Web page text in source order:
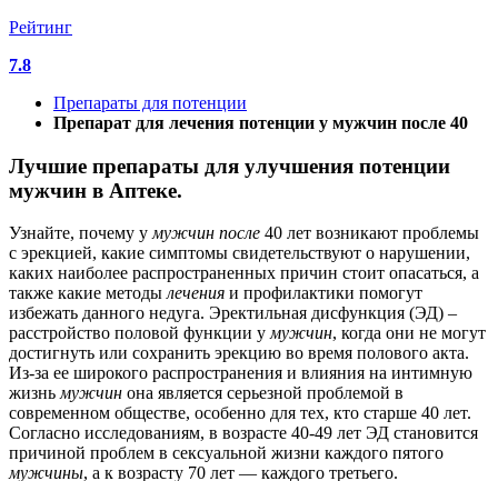
Рейтинг
7.8
Препараты для потенции
Препарат для лечения потенции у мужчин после 40
Лучшие препараты для улучшения потенции
мужчин в Аптеке.
Узнайте, почему умужчин после 40 лет возникают проблемы
с эрекцией, какие симптомы свидетельствуют о нарушении,
каких наиболее распространенных причин стоит опасаться, а
также какие методылечения и профилактики помогут
избежать данного недуга. Эректильная дисфункция (ЭД) –
расстройство половой функции умужчин, когда они не могут
достигнуть или сохранить эрекцию во время полового акта.
Из-за ее широкого распространения и влияния на интимную
жизньмужчин она является серьезной проблемой в
современном обществе, особенно для тех, кто старше 40 лет.
Согласно исследованиям, в возрасте 40-49 лет ЭД становится
причиной проблем в сексуальной жизни каждого пятого
мужчины, а к возрасту 70 лет — каждого третьего.